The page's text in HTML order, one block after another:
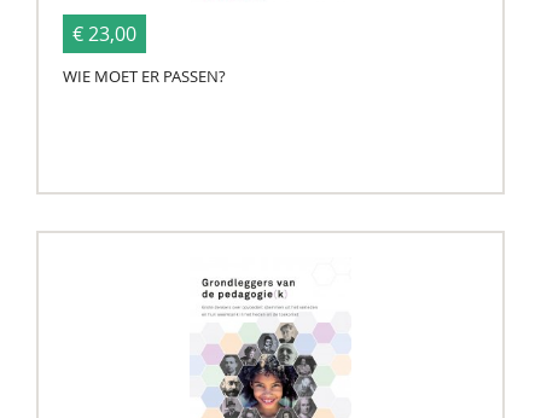
€ 23,00
WIE MOET ER PASSEN?